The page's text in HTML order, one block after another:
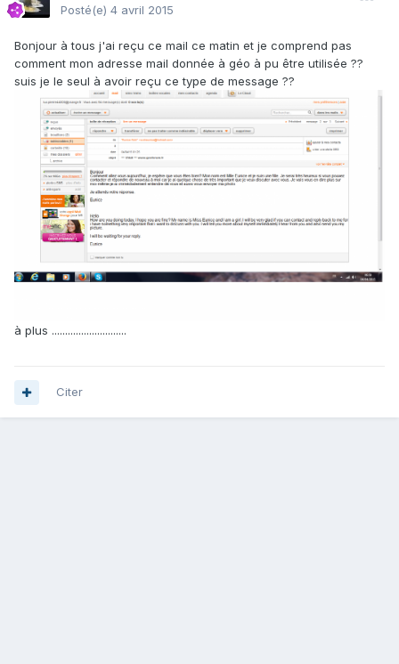
Posté(e) 4 avril 2015
Bonjour à tous j'ai reçu ce mail ce matin et je comprend pas
comment mon adresse mail donnée à géo à pu être utilisée ??
suis je le seul à avoir reçu ce type de message ??
à plus ............................
Citer